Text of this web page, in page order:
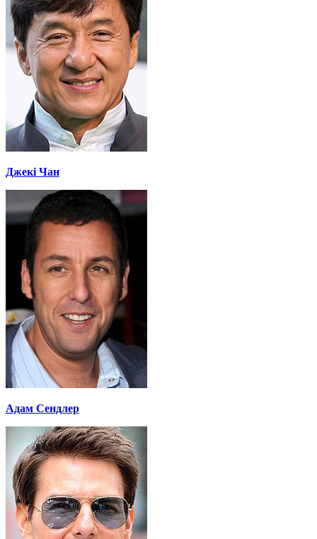
Джекі Чан
Адам Сендлер